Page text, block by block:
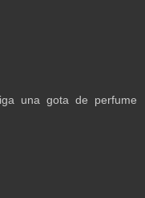
una gota de perfume